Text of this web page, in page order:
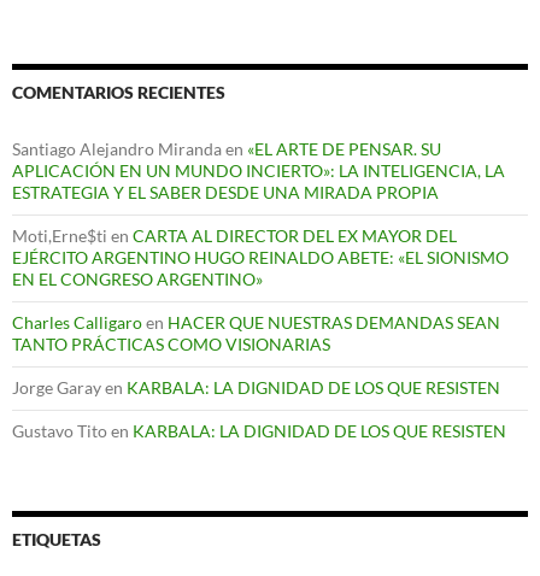
COMENTARIOS RECIENTES
Santiago Alejandro Mirandaen «EL ARTE DE PENSAR. SU
APLICACIÓN EN UN MUNDO INCIERTO»: LA INTELIGENCIA, LA
ESTRATEGIA Y EL SABER DESDE UNA MIRADA PROPIA
Moti,Erne$ti en CARTA AL DIRECTOR DEL EX MAYOR DEL
EJÉRCITO ARGENTINO HUGO REINALDO ABETE: «EL SIONISMO
EN EL CONGRESO ARGENTINO»
Charles Calligaroen HACER QUE NUESTRAS DEMANDAS SEAN
TANTO PRÁCTICAS COMO VISIONARIAS
Jorge Garayen KARBALA: LA DIGNIDAD DE LOS QUE RESISTEN
Gustavo Titoen KARBALA: LA DIGNIDAD DE LOS QUE RESISTEN
ETIQUETAS